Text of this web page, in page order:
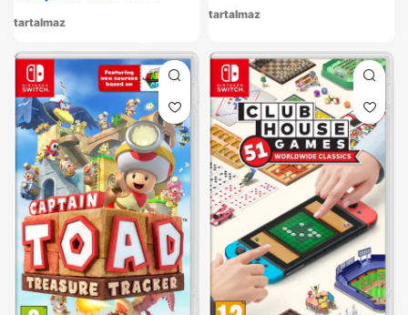
tartalmaz
tartalmaz